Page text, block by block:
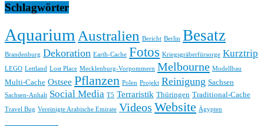
Schlagwörter
Aquarium Australien Bericht Berlin Besatz
Brandenburg Dekoration Earth-Cache Fotos Kriegsgräberfürsorge Kurztrip
LEGO Lettland Lost Place Mecklenburg-Vorpommern Melbourne Modellbau
Multi-Cache Ostsee Pflanzen Polen Projekt Reinigung Sachsen
Sachsen-Anhalt Social Media T5 Terraristik Thüringen Traditional-Cache
Travel Bug Vereinigte Arabische Emirate Videos Website Ägypten